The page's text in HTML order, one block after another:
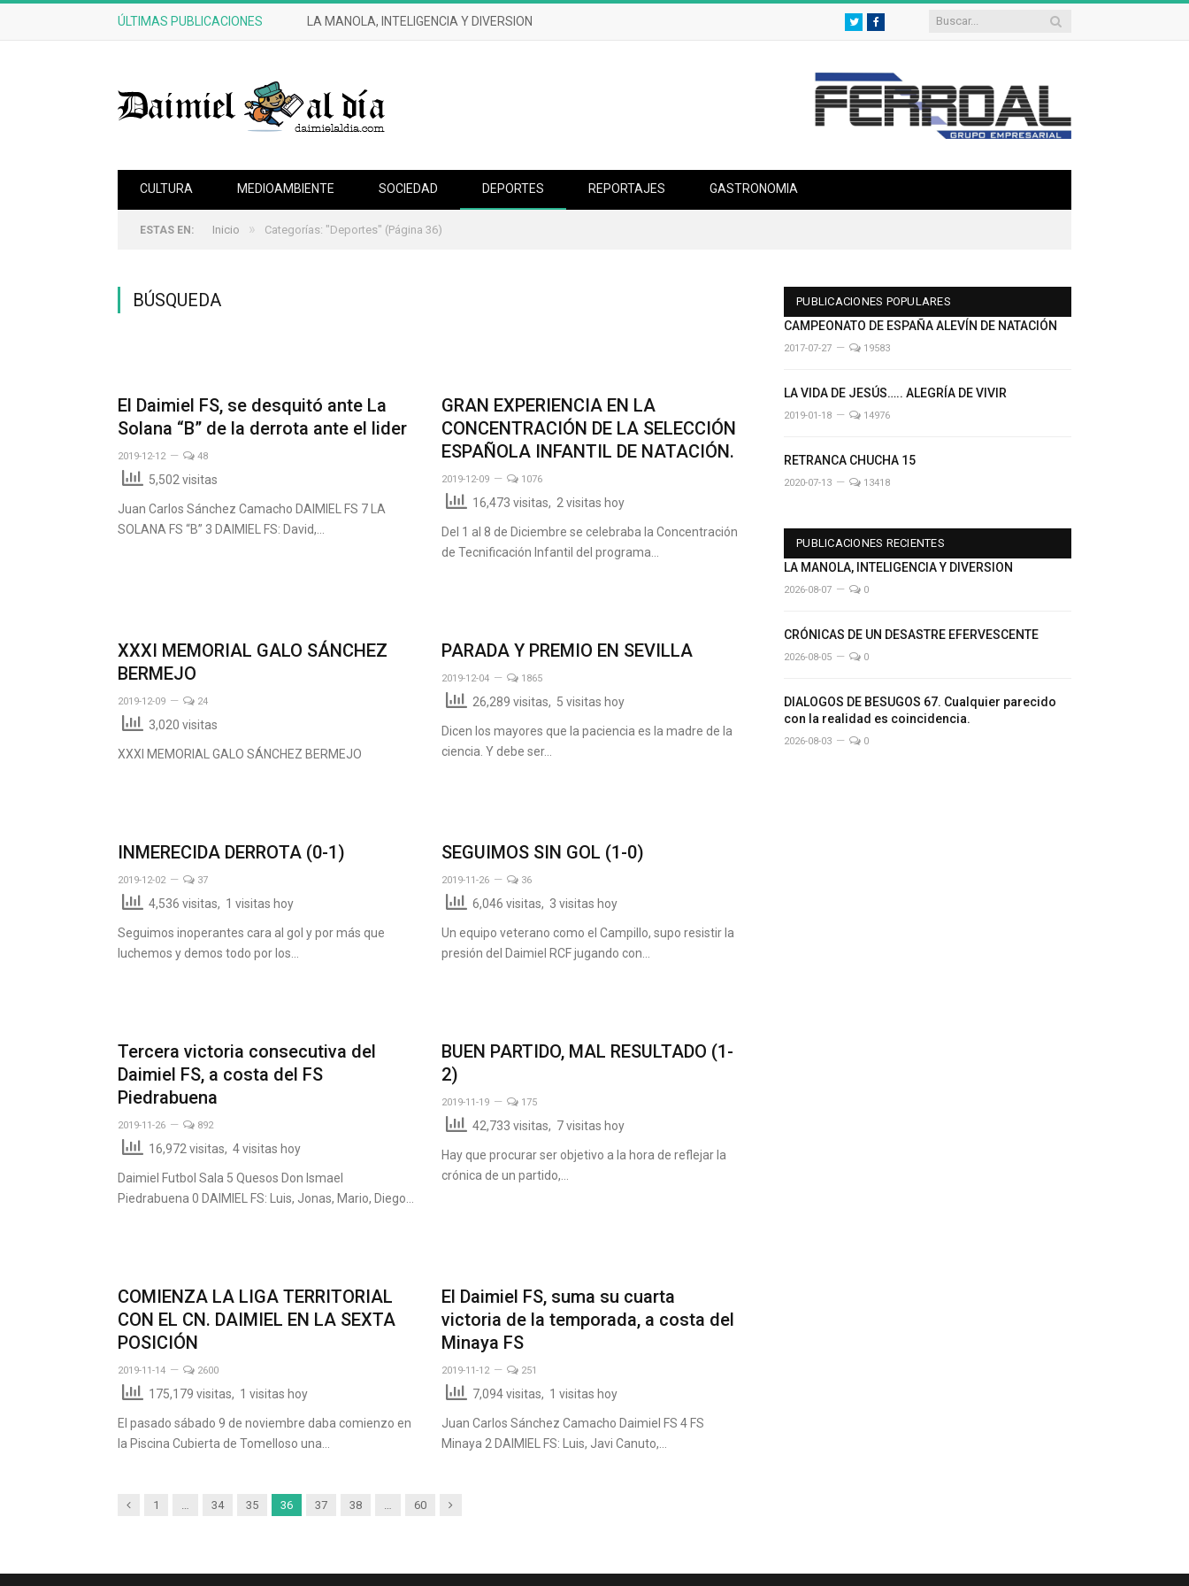
ÚLTIMAS PUBLICACIONES LA MANOLA, INTELIGENCIA Y DIVERSION TwitterFacebook
CULTURA MEDIOAMBIENTE SOCIEDAD DEPORTES REPORTAJES GASTRONOMIA
ESTAS EN: Inicio » Categorías: "Deportes" (Página 36)
BÚSQUEDA
El Daimiel FS, se desquitó ante La
Solana “B” de la derrota ante el lider
2019-12-12 48
5,502 visitas
Juan Carlos Sánchez Camacho DAIMIEL FS 7 LA
SOLANA FS “B” 3 DAIMIEL FS: David,…
GRAN EXPERIENCIA EN LA
CONCENTRACIÓN DE LA SELECCIÓN
ESPAÑOLA INFANTIL DE NATACIÓN.
2019-12-09 1076
16,473 visitas, 2 visitas hoy
Del 1 al 8 de Diciembre se celebraba la Concentración
de Tecnificación Infantil del programa…
XXXI MEMORIAL GALO SÁNCHEZ
BERMEJO
2019-12-09 24
3,020 visitas
XXXI MEMORIAL GALO SÁNCHEZ BERMEJO
PARADA Y PREMIO EN SEVILLA
2019-12-04 1865
26,289 visitas, 5 visitas hoy
Dicen los mayores que la paciencia es la madre de la
ciencia. Y debe ser…
INMERECIDA DERROTA (0-1)
2019-12-02 37
4,536 visitas, 1 visitas hoy
Seguimos inoperantes cara al gol y por más que
luchemos y demos todo por los…
SEGUIMOS SIN GOL (1-0)
2019-11-26 36
6,046 visitas, 3 visitas hoy
Un equipo veterano como el Campillo, supo resistir la
presión del Daimiel RCF jugando con…
Tercera victoria consecutiva del
Daimiel FS, a costa del FS
Piedrabuena
2019-11-26 892
16,972 visitas, 4 visitas hoy
Daimiel Futbol Sala 5 Quesos Don Ismael
Piedrabuena 0 DAIMIEL FS: Luis, Jonas, Mario, Diego…
BUEN PARTIDO, MAL RESULTADO (1-
2)
2019-11-19 175
42,733 visitas, 7 visitas hoy
Hay que procurar ser objetivo a la hora de reflejar la
crónica de un partido,…
COMIENZA LA LIGA TERRITORIAL
CON EL CN. DAIMIEL EN LA SEXTA
POSICIÓN
2019-11-14 2600
175,179 visitas, 1 visitas hoy
El pasado sábado 9 de noviembre daba comienzo en
la Piscina Cubierta de Tomelloso una…
El Daimiel FS, suma su cuarta
victoria de la temporada, a costa del
Minaya FS
2019-11-12 251
7,094 visitas, 1 visitas hoy
Juan Carlos Sánchez Camacho Daimiel FS 4 FS
Minaya 2 DAIMIEL FS: Luis, Javi Canuto,…
Anterior
1 … 34 35 36 37 38 … 60 Siguiente
PUBLICACIONES POPULARES
CAMPEONATO DE ESPAÑA ALEVÍN DE NATACIÓN
2017-07-27 19583
LA VIDA DE JESÚS….. ALEGRÍA DE VIVIR
2019-01-18 14976
RETRANCA CHUCHA 15
2020-07-13 13418
PUBLICACIONES RECIENTES
LA MANOLA, INTELIGENCIA Y DIVERSION
2026-08-07 0
CRÓNICAS DE UN DESASTRE EFERVESCENTE
2026-08-05 0
DIALOGOS DE BESUGOS 67. Cualquier parecido
con la realidad es coincidencia.
2026-08-03 0